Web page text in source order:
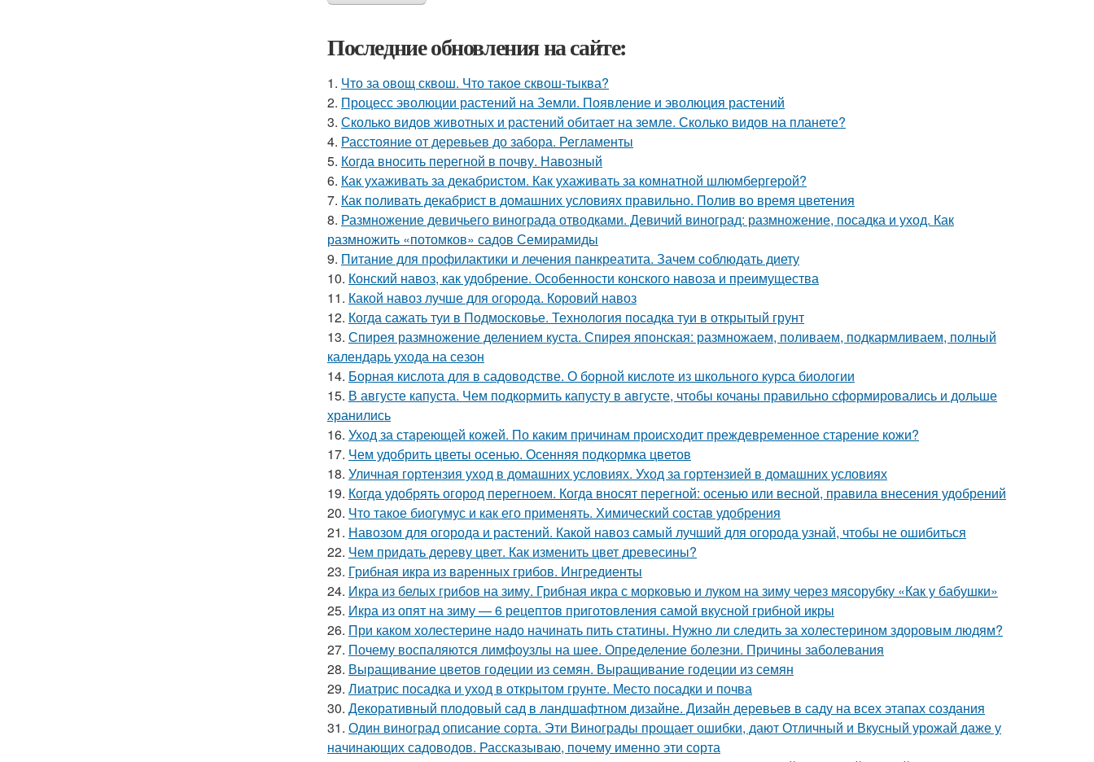
Последние обновления на сайте:
1. Что за овощ сквош. Что такое сквош-тыква?
2. Процесс эволюции растений на Земли. Появление и эволюция растений
3. Сколько видов животных и растений обитает на земле. Сколько видов на планете?
4. Расстояние от деревьев до забора. Регламенты
5. Когда вносить перегной в почву. Навозный
6. Как ухаживать за декабристом. Как ухаживать за комнатной шлюмбергерой?
7. Как поливать декабрист в домашних условиях правильно. Полив во время цветения
8. Размножение девичьего винограда отводками. Девичий виноград: размножение, посадка и уход. Как
размножить «потомков» садов Семирамиды
9. Питание для профилактики и лечения панкреатита. Зачем соблюдать диету
10. Конский навоз, как удобрение. Особенности конского навоза и преимущества
11. Какой навоз лучше для огорода. Коровий навоз
12. Когда сажать туи в Подмосковье. Технология посадка туи в открытый грунт
13. Спирея размножение делением куста. Спирея японская: размножаем, поливаем, подкармливаем, полный
календарь ухода на сезон
14. Борная кислота для в садоводстве. О борной кислоте из школьного курса биологии
15. В августе капуста. Чем подкормить капусту в августе, чтобы кочаны правильно сформировались и дольше
хранились
16. Уход за стареющей кожей. По каким причинам происходит преждевременное старение кожи?
17. Чем удобрить цветы осенью. Осенняя подкормка цветов
18. Уличная гортензия уход в домашних условиях. Уход за гортензией в домашних условиях
19. Когда удобрять огород перегноем. Когда вносят перегной: осенью или весной, правила внесения удобрений
20. Что такое биогумус и как его применять. Химический состав удобрения
21. Навозом для огорода и растений. Какой навоз самый лучший для огорода узнай, чтобы не ошибиться
22. Чем придать дереву цвет. Как изменить цвет древесины?
23. Грибная икра из варенных грибов. Ингредиенты
24. Икра из белых грибов на зиму. Грибная икра с морковью и луком на зиму через мясорубку «Как у бабушки»
25. Икра из опят на зиму — 6 рецептов приготовления самой вкусной грибной икры
26. При каком холестерине надо начинать пить статины. Нужно ли следить за холестерином здоровым людям?
27. Почему воспаляются лимфоузлы на шее. Определение болезни. Причины заболевания
28. Выращивание цветов годеции из семян. Выращивание годеции из семян
29. Лиатрис посадка и уход в открытом грунте. Место посадки и почва
30. Декоративный плодовый сад в ландшафтном дизайне. Дизайн деревьев в саду на всех этапах создания
31. Один виноград описание сорта. Эти Винограды прощает ошибки, дают Отличный и Вкусный урожай даже у
начинающих садоводов. Рассказываю, почему именно эти сорта